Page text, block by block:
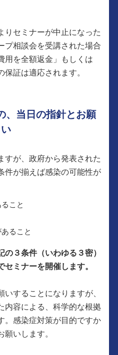
りセミナーが中止になった
プ相談会を受講された場合
用を全額返金」もしくは
保証は適応されます。
、当日の指針とお願
い
すが、政府から発表された
件が揃えば感染の可能性が
こと
ること
の３条件（いわゆる３密）
ミナーを開催します。
することになりますが、
内容による、科学的な根拠
。感染症対策が目的ですか
願いします。